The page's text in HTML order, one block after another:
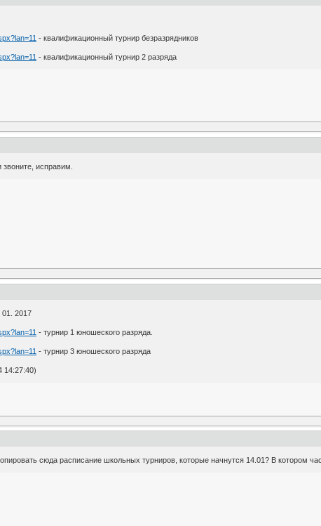
- квалификационный турнир безразрядников
- квалификационный турнир 2 разряда
исправим.
2017
- турнир 1 юношеского разряда.
- турнир 3 юношеского разряда
14:27:40)
сюда расписание школьных турниров, которые начнутся 14.01? В котором